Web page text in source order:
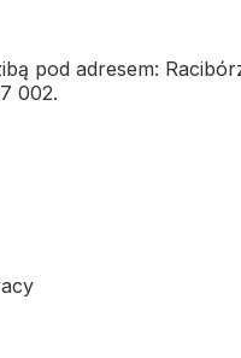
pod adresem:
002.